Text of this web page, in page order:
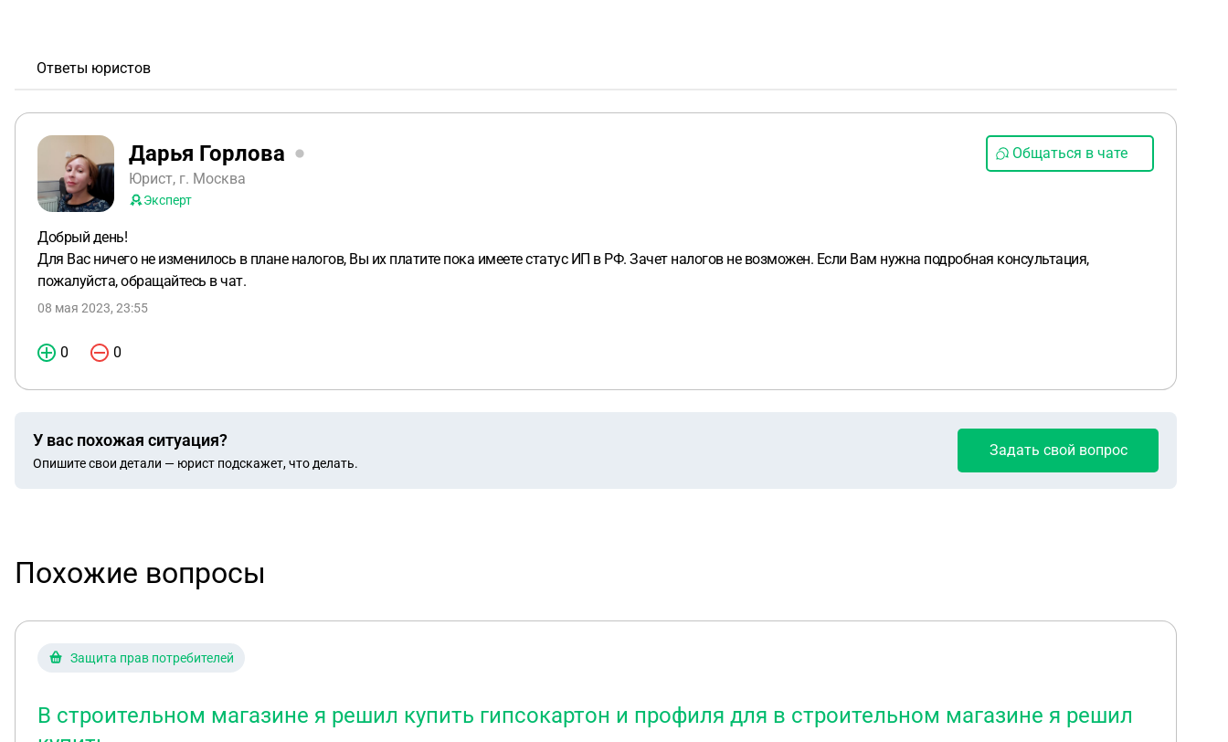
Ответы юристов
Дарья Горлова
Юрист, г. Москва
Эксперт
Общаться в чате
Добрый день!
Для Вас ничего не изменилось в плане налогов, Вы их платите пока имеете статус ИП в РФ. Зачет налогов не возможен. Если Вам нужна подробная консультация,
пожалуйста, обращайтесь в чат.
08 мая 2023, 23:55
0 0
У вас похожая ситуация?
Опишите свои детали — юрист подскажет, что делать.
Задать свой вопрос
Похожие вопросы
Защита прав потребителей
В строительном магазине я решил купить гипсокартон и профиля для в строительном магазине я решил